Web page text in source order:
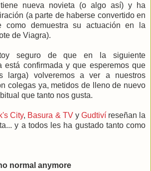
nueva novieta (o algo así) y ha
(a parte de haberse convertido en
como demuestra su actuación en la
de Viagra).
seguro de que en la siguiente
está confirmada y que esperemos que
larga) volveremos a ver a nuestros
colegas ya, metidos de lleno de nuevo
que tanto nos gusta.
City, Basura & TVy Gudtivíreseñan la
y a todos les ha gustado tanto como
normal anymore